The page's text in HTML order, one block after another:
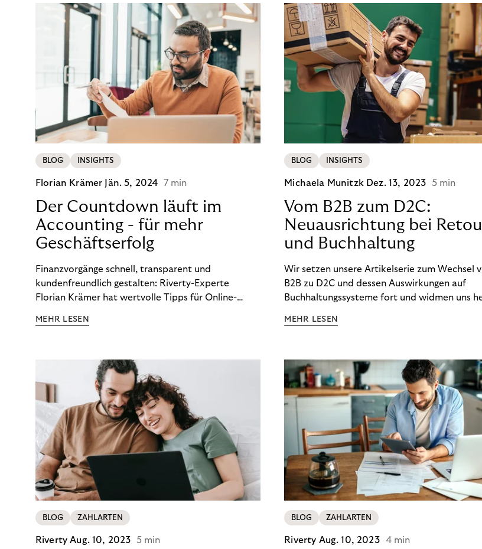
BLOG INSIGHTS
Florian Krämer Jän. 5, 2024 7 min
Der Countdown läuft im
Accounting - für mehr
Geschäftserfolg
Finanzvorgänge schnell, transparent und
kundenfreundlich gestalten: Riverty-Experte
Florian Krämer hat wertvolle Tipps für Online-
möchten.
MEHR LESEN
BLOG INSIGHTS
Michaela Munitzk Dez. 13, 2023 5 min
Vom B2B zum D2C:
Neuausrichtung bei
und Buchhaltung
Wir setzen unsere Artikelserie zum Wechsel
B2B zu D2C und dessen Auswirkungen auf
Buchhaltungssysteme fort und widmen uns
im D2C-Bereich.
MEHR LESEN
BLOG ZAHLARTEN
RivertyAug. 10, 2023 5 min
BLOG ZAHLARTEN
Riverty Aug. 10, 2023 4 min